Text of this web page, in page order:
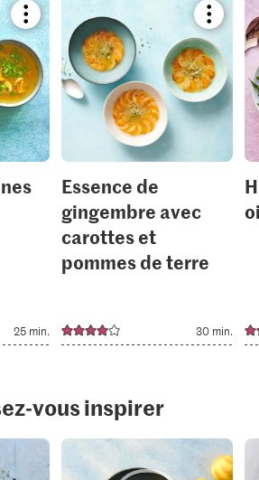
Bookmark
recipe
or
add
it
to
your
collections.
25 min.
recipe
or
add
it
to
your
Essence de
gingembre avec
carottes et
pommes de terre
30 min.
vous inspirer